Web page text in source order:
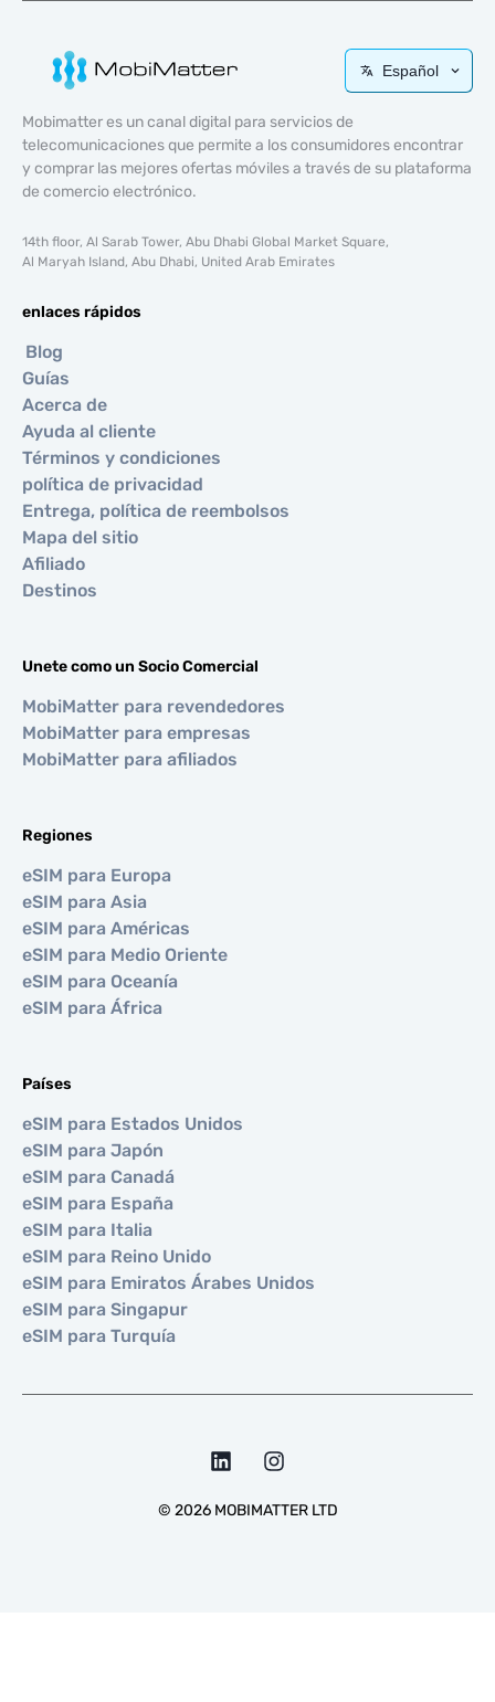
Español
Mobimatter es un canal digital para servicios de
telecomunicaciones que permite a los consumidores encontrar
y comprar las mejores ofertas móviles a través de su plataforma
de comercio electrónico.
14th floor, Al Sarab Tower, Abu Dhabi Global Market Square,
Al Maryah Island, Abu Dhabi, United Arab Emirates
enlaces rápidos
Blog
Guías
Acerca de
Ayuda al cliente
Términos y condiciones
política de privacidad
Entrega, política de reembolsos
Mapa del sitio
Afiliado
Destinos
Unete como un Socio Comercial
MobiMatter para revendedores
MobiMatter para empresas
MobiMatter para afiliados
Regiones
eSIM para Europa
eSIM para Asia
eSIM para Américas
eSIM para Medio Oriente
eSIM para Oceanía
eSIM para África
Países
eSIM para Estados Unidos
eSIM para Japón
eSIM para Canadá
eSIM para España
eSIM para Italia
eSIM para Reino Unido
eSIM para Emiratos Árabes Unidos
eSIM para Singapur
eSIM para Turquía
© 2026MOBIMATTER LTD